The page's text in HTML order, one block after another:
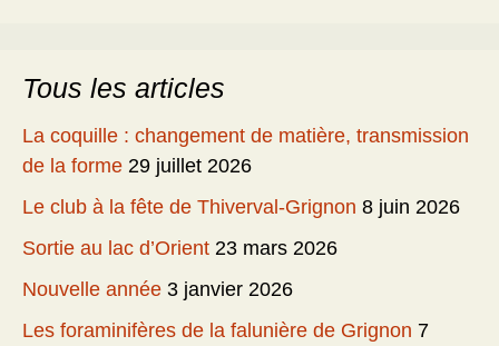
Tous les articles
La coquille : changement de matière, transmission
de la forme 29 juillet 2026
Le club à la fête de Thiverval-Grignon 8 juin 2026
Sortie au lac d’Orient 23 mars 2026
Nouvelle année 3 janvier 2026
Les foraminifères de la falunière de Grignon 7